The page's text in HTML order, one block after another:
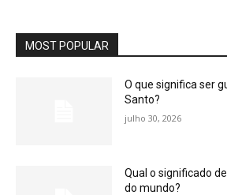
MOST POPULAR
O que significa ser
Santo?
julho 30, 2026
Qual o significado
do mundo?